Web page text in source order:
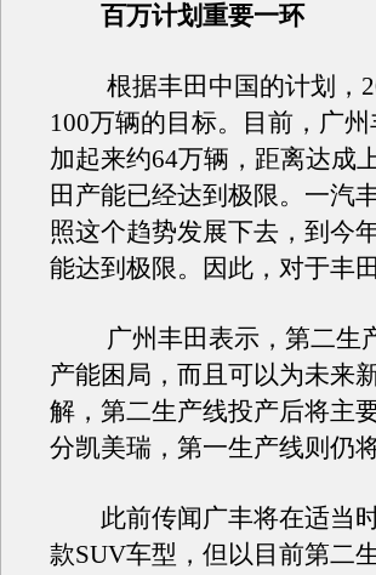
百万计划重要一环
根据丰田中国的计划，
100万辆的目标。目前，广
加起来约64万辆，距离达成
田产能已经达到极限。一汽
照这个趋势发展下去，到今
能达到极限。因此，对于丰
广州丰田表示，第二生
产能困局，而且可以为未来
解，第二生产线投产后将主
分凯美瑞，第一生产线则仍
此前传闻广丰将在适当时
款SUV车型，但以目前第二